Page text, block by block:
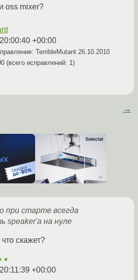
oss mixer?
+00:00
TerribleMutant 26.10.2010
(всего исправлений: 1)
→
при старте всегда
speaker'а на нуле
скажет?
+00:00